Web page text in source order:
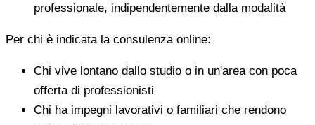
professionale, indipendentemente dalla modalità
Per chi è indicata la consulenza online:
Chi vive lontano dallo studio o in un'area con poca
offerta di professionisti
Chi ha impegni lavorativi o familiari che rendono